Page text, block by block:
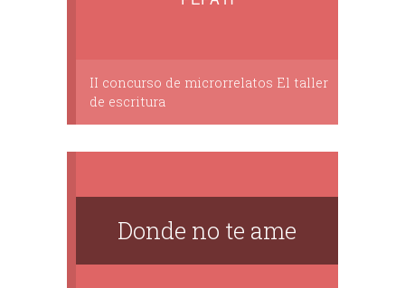
II concurso de microrrelatos El taller
de escritura
Donde no te ame